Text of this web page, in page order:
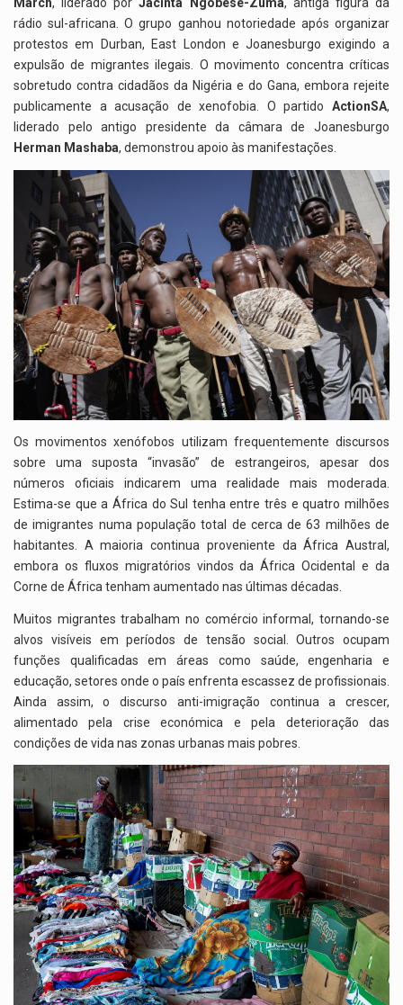
rádio sul-africana. O grupo ganhou notoriedade após organizar
protestos em Durban, East London e Joanesburgo exigindo a
expulsão de migrantes ilegais. O movimento concentra críticas
sobretudo contra cidadãos da Nigéria e do Gana, embora rejeite
publicamente a acusação de xenofobia. O partido ActionSA,
liderado pelo antigo presidente da câmara de Joanesburgo
Herman Mashaba, demonstrou apoio às manifestações.
Os movimentos xenófobos utilizam frequentemente discursos
sobre uma suposta “invasão” de estrangeiros, apesar dos
números oficiais indicarem uma realidade mais moderada.
Estima-se que a África do Sul tenha entre três e quatro milhões
de imigrantes numa população total de cerca de 63 milhões de
habitantes. A maioria continua proveniente da África Austral,
embora os fluxos migratórios vindos da África Ocidental e da
Corne de África tenham aumentado nas últimas décadas.
Muitos migrantes trabalham no comércio informal, tornando-se
alvos visíveis em períodos de tensão social. Outros ocupam
funções qualificadas em áreas como saúde, engenharia e
educação, setores onde o país enfrenta escassez de profissionais.
Ainda assim, o discurso anti-imigração continua a crescer,
alimentado pela crise económica e pela deterioração das
condições de vida nas zonas urbanas mais pobres.